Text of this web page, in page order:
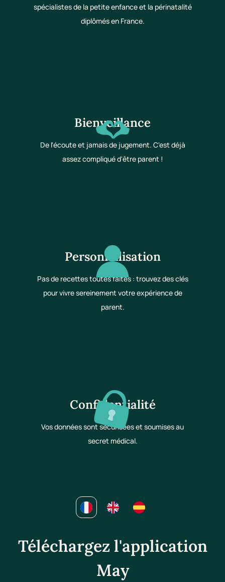
spécialistes de la petite enfance et la périnatalité
diplômés en France.
Bienveillance
De l'écoute et jamais de jugement. C'est déjà
assez compliqué d'être parent !
Personnalisation
Pas de recettes toutes faites : trouvez des clés
pour vivre sereinement votre expérience de
parent.
Confidentialité
Vos données sont sécurisées et soumises au
secret médical.
Téléchargez l'application
May